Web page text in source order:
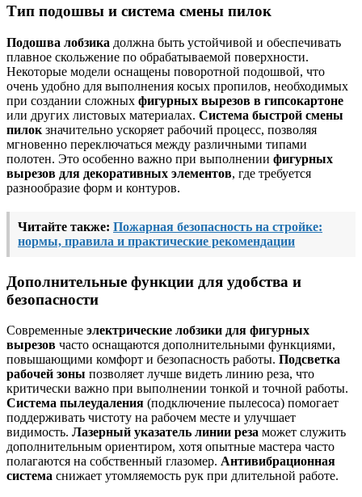
Тип подошвы и система смены пилок
Подошва лобзика должна быть устойчивой и обеспечивать
плавное скольжение по обрабатываемой поверхности.
Некоторые модели оснащены поворотной подошвой, что
очень удобно для выполнения косых пропилов, необходимых
при создании сложных фигурных вырезов в гипсокартоне
или других листовых материалах. Система быстрой смены
пилок значительно ускоряет рабочий процесс, позволяя
мгновенно переключаться между различными типами
полотен. Это особенно важно при выполнении фигурных
вырезов для декоративных элементов, где требуется
разнообразие форм и контуров.
Читайте также: Пожарная безопасность на стройке:
нормы, правила и практические рекомендации
Дополнительные функции для удобства и
безопасности
Современные электрические лобзики для фигурных
вырезов часто оснащаются дополнительными функциями,
повышающими комфорт и безопасность работы. Подсветка
рабочей зоны позволяет лучше видеть линию реза, что
критически важно при выполнении тонкой и точной работы.
Система пылеудаления (подключение пылесоса) помогает
поддерживать чистоту на рабочем месте и улучшает
видимость. Лазерный указатель линии реза может служить
дополнительным ориентиром, хотя опытные мастера часто
полагаются на собственный глазомер. Антивибрационная
система снижает утомляемость рук при длительной работе.